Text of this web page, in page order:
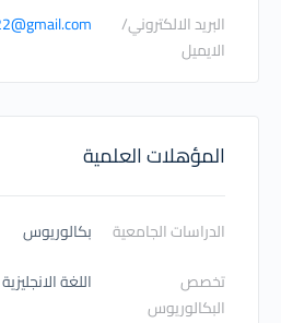
البريد الالكتروني/
الايميل
المؤهلات العلمية
الدراسات الجامعية
بكالوريوس
تخصص
البكالوريوس
اللغة